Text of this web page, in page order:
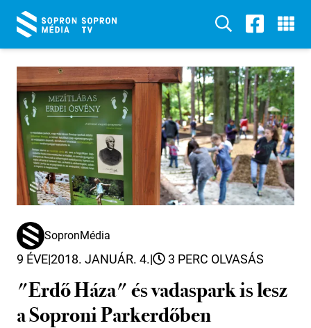
SopronMédia
9 ÉVE|2018. JANUÁR. 4.| 3 PERC OLVASÁS
"Erdő Háza" és vadaspark is lesz
a Soproni Parkerdőben